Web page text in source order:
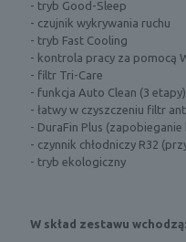
- tryb Good-Sleep
- czujnik wykrywania ruchu
- tryb Fast Cooling
- kontrola pracy za pomocą
- filtr Tri-Care
- funkcja Auto Clean (3 etapy)
- łatwy w czyszczeniu filtr
- DuraFin Plus
- czynnik chłodniczy R32
- tryb ekologiczny
W skład zestawu wchodzą: